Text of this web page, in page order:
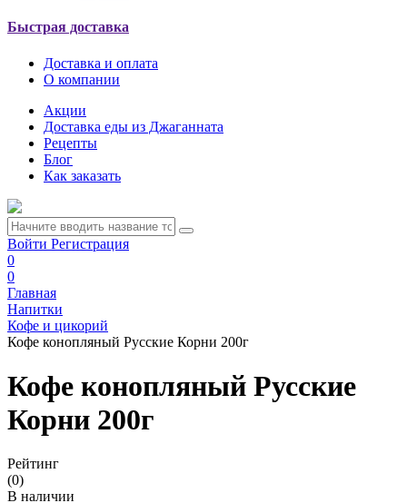
Быстрая доставка
Доставка и оплата
О компании
Акции
Доставка еды из Джаганната
Рецепты
Блог
Как заказать
Войти Регистрация
0
0
Главная
Напитки
Кофе и цикорий
Кофе конопляный Русские Корни 200г
Кофе конопляный Русские
Корни 200г
Рейтинг
(0)
В наличии